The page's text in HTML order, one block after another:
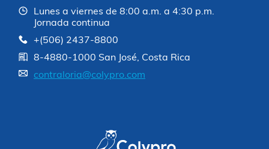
Lunes a viernes de 8:00 a.m. a 4:30 p.m.
Jornada continua
+(506) 2437-8800
8-4880-1000 San José, Costa Rica
contraloria@colypro.com